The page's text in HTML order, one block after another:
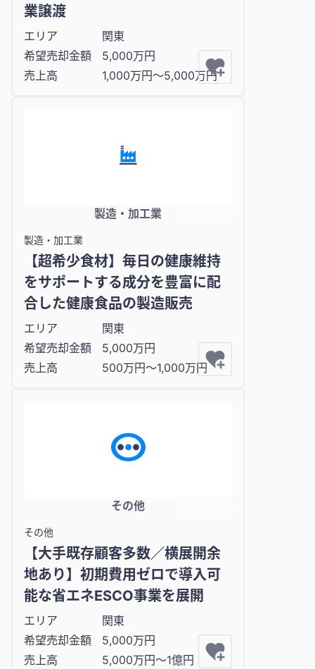
業譲渡
エリア
関東
希望売却金額
5,000万円
売上高
1,000万円〜5,000万円
製造・加工業
製造・加工業
【超希少食材】毎日の健康維持
をサポートする成分を豊富に配
合した健康食品の製造販売
エリア
関東
希望売却金額
5,000万円
売上高
500万円〜1,000万円
その他
その他
【大手既存顧客多数／横展開余
地あり】初期費用ゼロで導入可
能な省エネESCO事業を展開
エリア
関東
希望売却金額
5,000万円
売上高
5,000万円〜1億円